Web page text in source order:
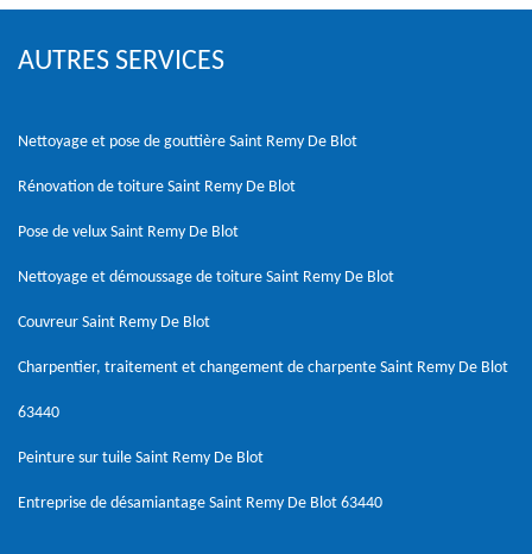
AUTRES SERVICES
Nettoyage et pose de gouttière Saint Remy De Blot
Rénovation de toiture Saint Remy De Blot
Pose de velux Saint Remy De Blot
Nettoyage et démoussage de toiture Saint Remy De Blot
Couvreur Saint Remy De Blot
Charpentier, traitement et changement de charpente Saint Remy De Blot
63440
Peinture sur tuile Saint Remy De Blot
Entreprise de désamiantage Saint Remy De Blot 63440